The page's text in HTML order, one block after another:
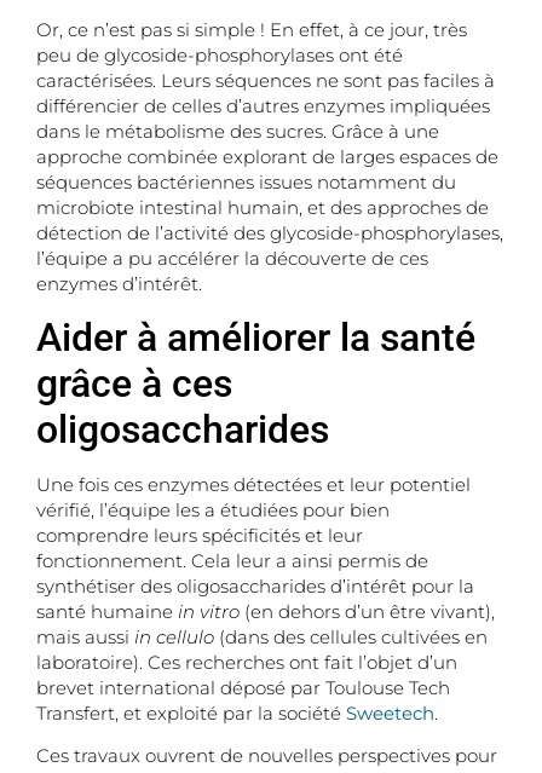
Or, ce n’est pas si simple ! En effet, à ce jour, très
peu de glycoside-phosphorylases ont été
caractérisées. Leurs séquences ne sont pas faciles à
différencier de celles d’autres enzymes impliquées
dans le métabolisme des sucres. Grâce à une
approche combinée explorant de larges espaces de
séquences bactériennes issues notamment du
microbiote intestinal humain, et des approches de
détection de l’activité des glycoside-phosphorylases,
l’équipe a pu accélérer la découverte de ces
enzymes d’intérêt.
Aider à améliorer la santé
grâce à ces
oligosaccharides
Une fois ces enzymes détectées et leur potentiel
vérifié, l’équipe les a étudiées pour bien
comprendre leurs spécificités et leur
fonctionnement. Cela leur a ainsi permis de
synthétiser des oligosaccharides d’intérêt pour la
santé humaine in vitro (en dehors d’un être vivant),
mais aussi in cellulo (dans des cellules cultivées en
laboratoire). Ces recherches ont fait l’objet d’un
brevet international déposé par Toulouse Tech
Transfert, et exploité par la société Sweetech.
Ces travaux ouvrent de nouvelles perspectives pour